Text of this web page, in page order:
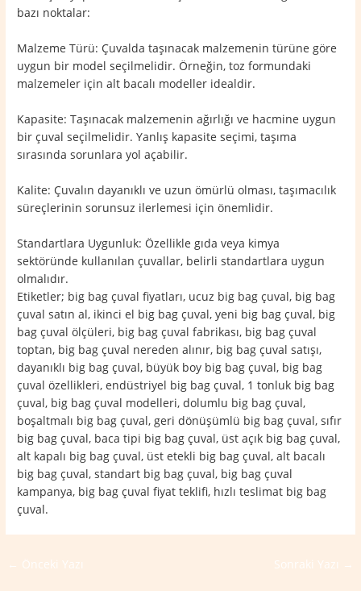
bazı noktalar:
Malzeme Türü: Çuvalda taşınacak malzemenin türüne göre
uygun bir model seçilmelidir. Örneğin, toz formundaki
malzemeler için alt bacalı modeller idealdir.
Kapasite: Taşınacak malzemenin ağırlığı ve hacmine uygun
bir çuval seçilmelidir. Yanlış kapasite seçimi, taşıma
sırasında sorunlara yol açabilir.
Kalite: Çuvalın dayanıklı ve uzun ömürlü olması, taşımacılık
süreçlerinin sorunsuz ilerlemesi için önemlidir.
Standartlara Uygunluk: Özellikle gıda veya kimya
sektöründe kullanılan çuvallar, belirli standartlara uygun
olmalıdır.
Etiketler; big bag çuval fiyatları, ucuz big bag çuval, big bag
çuval satın al, ikinci el big bag çuval, yeni big bag çuval, big
bag çuval ölçüleri, big bag çuval fabrikası, big bag çuval
toptan, big bag çuval nereden alınır, big bag çuval satışı,
dayanıklı big bag çuval, büyük boy big bag çuval, big bag
çuval özellikleri, endüstriyel big bag çuval, 1 tonluk big bag
çuval, big bag çuval modelleri, dolumlu big bag çuval,
boşaltmalı big bag çuval, geri dönüşümlü big bag çuval, sıfır
big bag çuval, baca tipi big bag çuval, üst açık big bag çuval,
alt kapalı big bag çuval, üst etekli big bag çuval, alt bacalı
big bag çuval, standart big bag çuval, big bag çuval
kampanya, big bag çuval fiyat teklifi, hızlı teslimat big bag
çuval.
← Önceki Yazı Sonraki Yazı →